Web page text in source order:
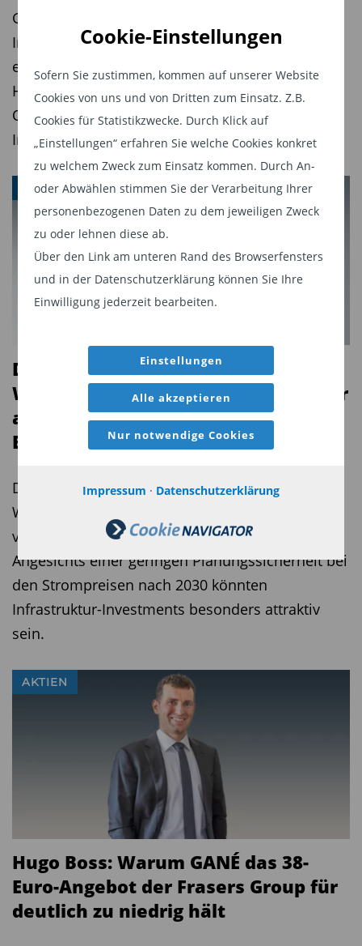
Cookie-Einstellungen
Sofern Sie zustimmen, kommen auf unserer Website
Cookies von uns und von Dritten zum Einsatz. Z.B.
Cookies für Statistikzwecke. Durch Klick auf
„Einstellungen“ erfahren Sie welche Cookies konkret
zu welchem Zweck zum Einsatz kommen. Durch An-
oder Abwählen stimmen Sie der Verarbeitung Ihrer
personenbezogenen Daten zu dem jeweiligen Zweck
zu oder lehnen diese ab.
Über den Link am unteren Rand des Browserfensters
und in der Datenschutzerklärung können Sie Ihre
Einwilligung jederzeit bearbeiten.
Einstellungen
Alle akzeptieren
Nur notwendige Cookies
Impressum · Datenschutzerklärung
Geschäft und hat Paul Haegy zum Leiter
Infrastructure Debt und Private Placements
ernannt. In der neu geschaffenen Position soll
Haegy insbesondere den Ausbau der
Organisation und Strukturierung von
Infrastrukturfinanzierungen vorantreiben.
INFRASTRUKTUR
Die Chance aus der
Wertschöpfungskette: Infrastruktur
als Schlüsselinvestment in der
Energiewende
Die Energiewende kann für Investoren eine Win-
Win-Situation darstellen: die Dekarbonisierung
vorantreiben und gleichzeitig Renditen erzielen.
Angesichts einer geringen Planungssicherheit bei
den Strompreisen nach 2030 könnten
Infrastruktur-Investments besonders attraktiv
sein.
AKTIEN
Hugo Boss: Warum GANÉ das 38-
Euro-Angebot der Frasers Group für
deutlich zu niedrig hält